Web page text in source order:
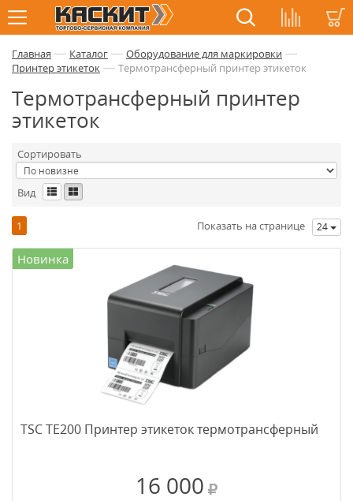
Главная — Каталог — Оборудование для маркировки —
Принтер этикеток — Термотрансферный принтер этикеток
Термотрансферный принтер
этикеток
Сортировать
Вид
1 Показать на странице 24
Новинка
TSC TE200 Принтер этикеток термотрансферный
16 000